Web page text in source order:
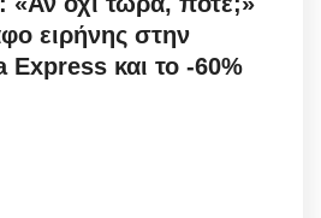
Β’ειρήνης στην
και το -60%